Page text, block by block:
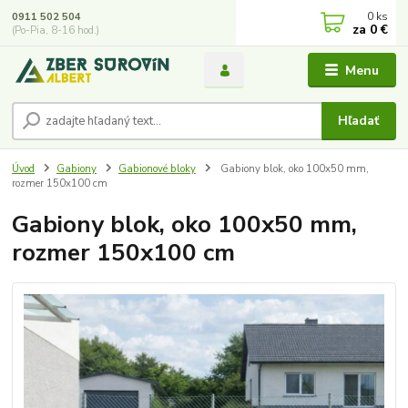
Menu
Hľadať
0911 502 504
(Po-Pia, 8-16 hod.)
0 ks
za 0 €
Úvod Gabiony Gabionové bloky
Gabiony blok, oko 100x50 mm,
rozmer 150x100 cm
Gabiony blok, oko 100x50 mm,
rozmer 150x100 cm